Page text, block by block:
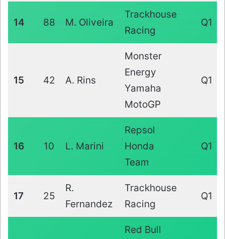
14 88 M. Oliveira
Trackhouse
Racing
Q1
15 42 A. Rins
Monster
Energy
Yamaha
MotoGP
Q1
16 10 L. Marini
Repsol
Honda
Team
Q1
17 25
R.
Fernandez
Trackhouse
Racing
Q1
Red Bull